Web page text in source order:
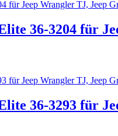
36-3204 für
36-3293 für